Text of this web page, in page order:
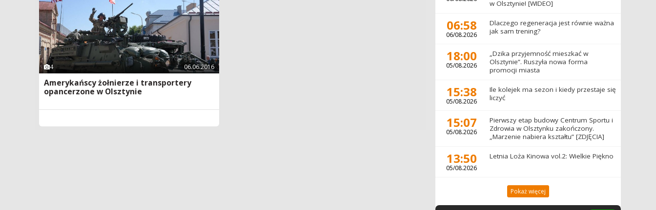
4 06.06.2016
Amerykańscy żołnierze i transportery
opancerzone w Olsztynie
w Olsztynie! [WIDEO]
06:58
06/08.2026
Dlaczego regeneracja jest równie ważna
jak sam trening?
18:00
05/08.2026
„Dzika przyjemność mieszkać w
Olsztynie”. Ruszyła nowa forma
promocji miasta
15:38
05/08.2026
Ile kolejek ma sezon i kiedy przestaje się
liczyć
15:07
05/08.2026
Pierwszy etap budowy Centrum Sportu i
Zdrowia w Olsztynku zakończony.
„Marzenie nabiera kształtu” [ZDJĘCIA]
13:50
05/08.2026
Letnia Loża Kinowa vol.2: Wielkie Piękno
Pokaż więcej